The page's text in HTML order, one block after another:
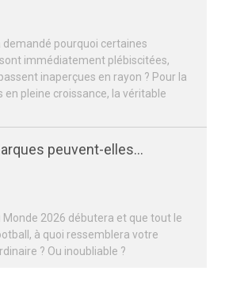
pourquoi certaines
immédiatement plébiscitées,
inaperçues en rayon ? Pour la
en pleine croissance, la véritable
peuvent-elles
retentissant lors de la
2026 ?
Monde 2026 débutera et que tout le
à quoi ressemblera votre
? Ou inoubliable ?